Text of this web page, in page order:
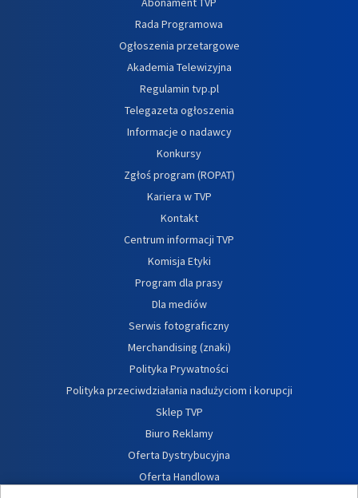
Rada Programowa
Ogłoszenia przetargowe
Akademia Telewizyjna
Regulamin tvp.pl
Telegazeta ogłoszenia
Informacje o nadawcy
Konkursy
Zgłoś program (ROPAT)
Kariera w TVP
Kontakt
Centrum informacji TVP
Komisja Etyki
Program dla prasy
Dla mediów
Serwis fotograficzny
Merchandising (znaki)
Polityka Prywatności
Polityka przeciwdziałania nadużyciom i korupcji
Sklep TVP
Biuro Reklamy
Oferta Dystrybucyjna
Oferta Handlowa